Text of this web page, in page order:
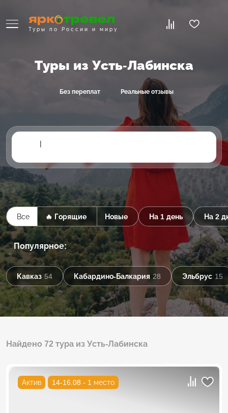
Туры по России и миру
Туры из Усть-Лабинска
Без переплат Реальные отзывы
|
Все 🔥 Горящие Новые На 1 день На 2
Популярное:
Кавказ 54 Кабардино-Балкария 28 Эльбрус 15
Найдено 72 тура из Усть-Лабинска
Актив 14-16.08 - 1 место